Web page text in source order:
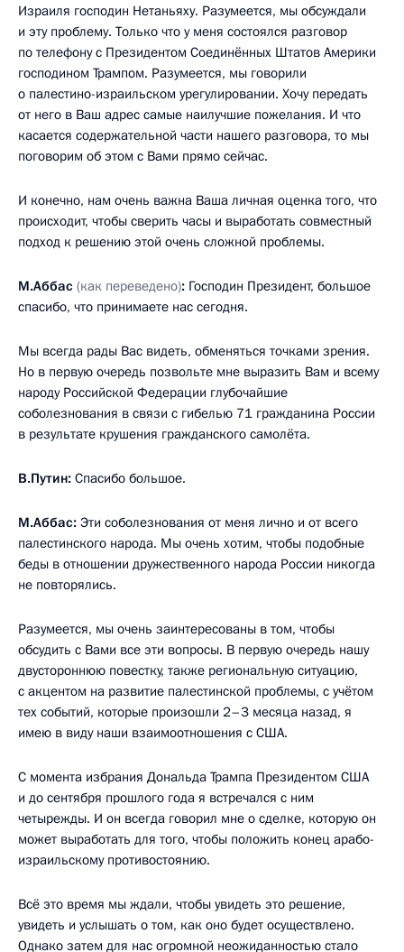
Израиля господин Нетаньяху. Разумеется, мы обсуждали
и эту проблему. Только что у меня состоялся разговор
по телефону с Президентом Соединённых Штатов Америки
господином Трампом. Разумеется, мы говорили
о палестино-израильском урегулировании. Хочу передать
от него в Ваш адрес самые наилучшие пожелания. И что
касается содержательной части нашего разговора, то мы
поговорим об этом с Вами прямо сейчас.
И конечно, нам очень важна Ваша личная оценка того, что
происходит, чтобы сверить часы и выработать совместный
подход к решению этой очень сложной проблемы.
М.Аббас (как переведено): Господин Президент, большое
спасибо, что принимаете нас сегодня.
Мы всегда рады Вас видеть, обменяться точками зрения.
Но в первую очередь позвольте мне выразить Вам и всему
народу Российской Федерации глубочайшие
соболезнования в связи с гибелью 71 гражданина России
в результате крушения гражданского самолёта.
В.Путин: Спасибо большое.
М.Аббас: Эти соболезнования от меня лично и от всего
палестинского народа. Мы очень хотим, чтобы подобные
беды в отношении дружественного народа России никогда
не повторялись.
Разумеется, мы очень заинтересованы в том, чтобы
обсудить с Вами все эти вопросы. В первую очередь нашу
двустороннюю повестку, также региональную ситуацию,
с акцентом на развитие палестинской проблемы, с учётом
тех событий, которые произошли 2–3 месяца назад, я
имею в виду наши взаимоотношения с США.
С момента избрания Дональда Трампа Президентом США
и до сентября прошлого года я встречался с ним
четырежды. И он всегда говорил мне о сделке, которую он
может выработать для того, чтобы положить конец арабо-
израильскому противостоянию.
Всё это время мы ждали, чтобы увидеть это решение,
увидеть и услышать о том, как оно будет осуществлено.
Однако затем для нас огромной неожиданностью стало